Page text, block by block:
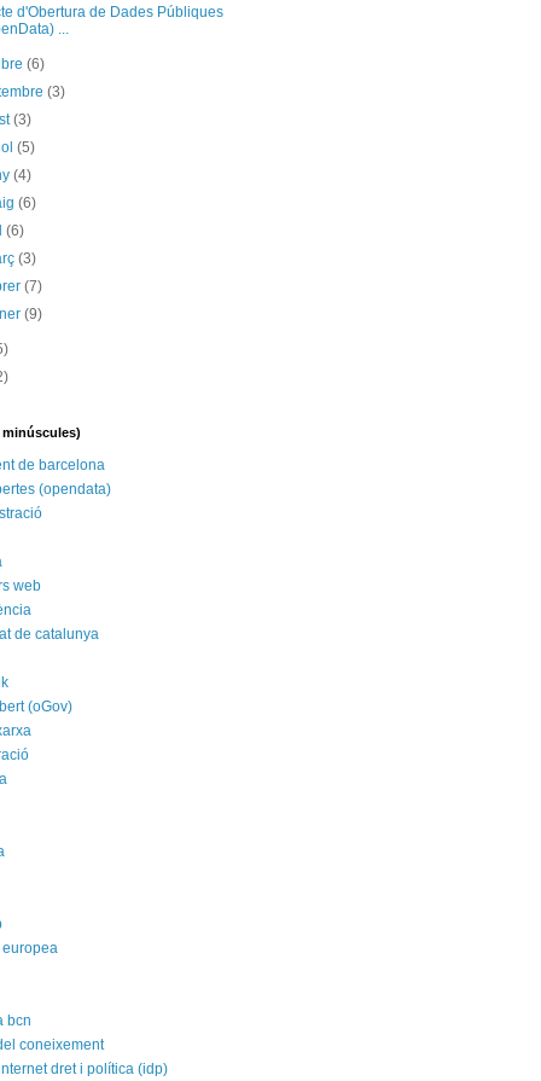
d'Obertura de Dades Públiques
...
(6)
(3)
(3)
(5)
(4)
(6)
(6)
(3)
(7)
(9)
de barcelona
(opendata)
web
de catalunya
(oGov)
bcn
coneixement
dret i política (idp)